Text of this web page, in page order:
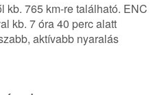
kb. 765 km-re található. ENC
kb. 7 óra 40 perc alatt
aktívabb nyaralás